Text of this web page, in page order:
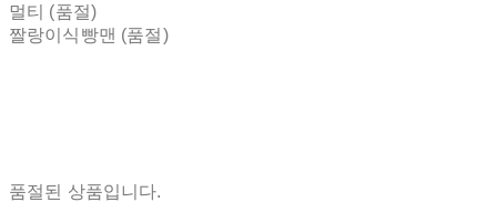
멀티 (품절)
짤랑이식빵맨 (품절)
품절된 상품입니다.